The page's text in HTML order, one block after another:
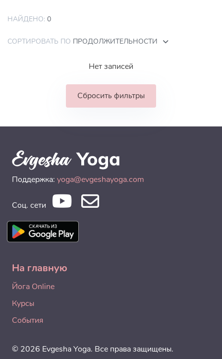
НАЙДЕНО: 0
СОРТИРОВАТЬ ПО ПРОДОЛЖИТЕЛЬНОСТИ
Нет записей
Сбросить фильтры
Поддержка: yoga@evgeshayoga.com
Соц. сети
На главную
Йога Online
Курсы
События
© 2026 Evgesha Yoga. Все права защищены.